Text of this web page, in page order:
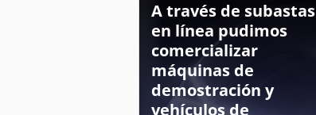
A través de subastas
en línea pudimos
comercializar
máquinas de
demostración y
vehículos de